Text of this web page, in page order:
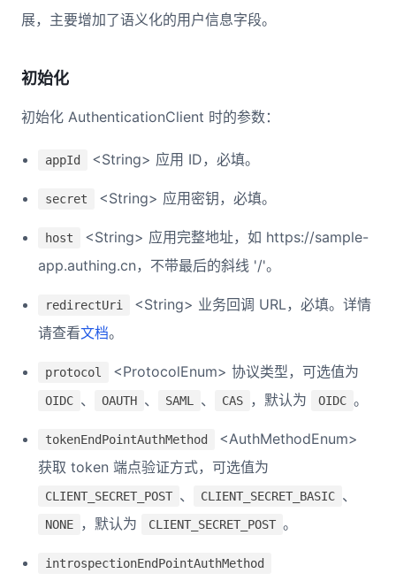
展，主要增加了语义化的用户信息字段。
初始化
初始化 AuthenticationClient 时的参数：
appId <String> 应用 ID，必填。
secret <String> 应用密钥，必填。
host
<String> 应用完整地址，如 https://sample-
app.authing.cn，不带最后的斜线 '/'。
redirectUri
<String> 业务回调 URL，必填。详情
请查看文档。
protocol <ProtocolEnum> 协议类型，可选值为
OIDC 、 OAUTH 、 SAML 、 CAS ，默认为 OIDC 。
tokenEndPointAuthMethod
<AuthMethodEnum>
获取 token 端点验证方式，可选值为
CLIENT_SECRET_POST 、 CLIENT_SECRET_BASIC 、
NONE ，默认为 CLIENT_SECRET_POST 。
introspectionEndPointAuthMethod